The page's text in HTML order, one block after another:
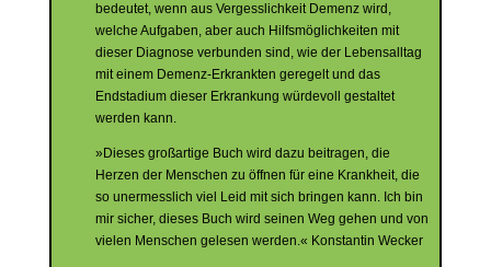
bedeutet, wenn aus Vergesslichkeit Demenz wird,
welche Aufgaben, aber auch Hilfsmöglichkeiten mit
dieser Diagnose verbunden sind, wie der Lebensalltag
mit einem Demenz-Erkrankten geregelt und das
Endstadium dieser Erkrankung würdevoll gestaltet
werden kann.
»Dieses großartige Buch wird dazu beitragen, die
Herzen der Menschen zu öffnen für eine Krankheit, die
so unermesslich viel Leid mit sich bringen kann. Ich bin
mir sicher, dieses Buch wird seinen Weg gehen und von
vielen Menschen gelesen werden.« Konstantin Wecker